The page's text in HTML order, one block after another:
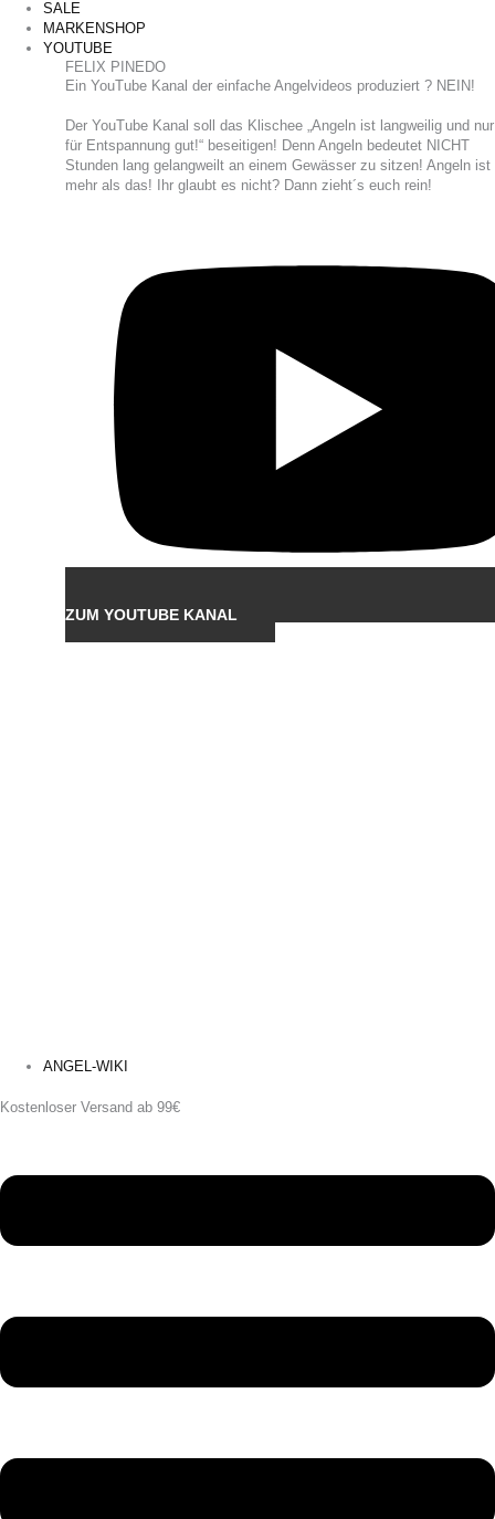
SALE
MARKENSHOP
YOUTUBE
FELIX PINEDO
​Ein YouTube Kanal der einfache Angelvideos produziert ? NEIN!
Der YouTube Kanal soll das Klischee „Angeln ist langweilig und nur
für Entspannung gut!“ beseitigen! Denn Angeln bedeutet NICHT
Stunden lang gelangweilt an einem Gewässer zu sitzen! Angeln ist
mehr als das! Ihr glaubt es nicht? Dann zieht´s euch rein!
ZUM YOUTUBE KANAL
ANGEL-WIKI
Kostenloser Versand ab 99€